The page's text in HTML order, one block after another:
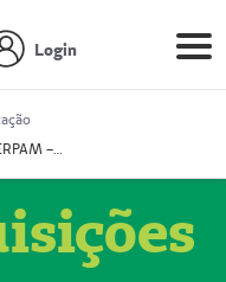
Login
Prestador CERPAM – Centro de Reabilitação S/S Ltda-ME (52004274-8)